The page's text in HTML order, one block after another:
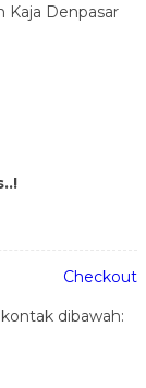
Kaja Denpasar
Checkout
dibawah: